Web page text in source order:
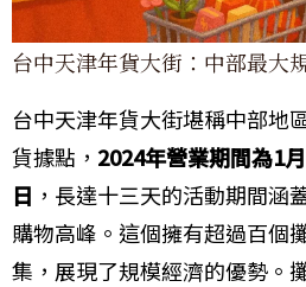
台中天津年貨大街：中部最大
台中天津年貨大街堪稱中部地
貨據點， 2024年營業期間為1
日 ，長達十三天的活動期間涵
購物高峰。這個擁有超過百個
集，展現了規模經濟的優勢。